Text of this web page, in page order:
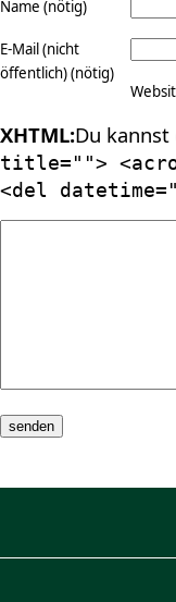
Name (nötig)
E-Mail (nicht
öffentlich) (nötig)
XHTML:Du kannst
title="">
<del